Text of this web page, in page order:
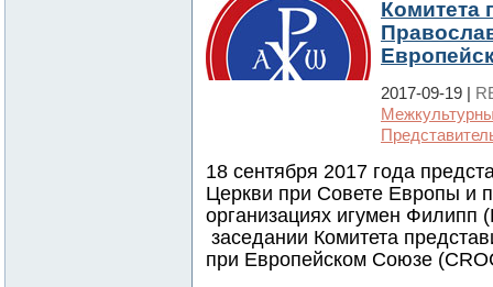
Комитета
2017-09-19 |
18 сентября 2017 года
Церкви при Совете Европы и
организациях игумен Филипп
заседании Комитета
при Европейском Союзе